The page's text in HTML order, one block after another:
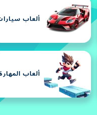
ألعاب
ألعاب المهارة